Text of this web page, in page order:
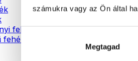
számukra vagy az Ön által
Megtagad
fehérjék